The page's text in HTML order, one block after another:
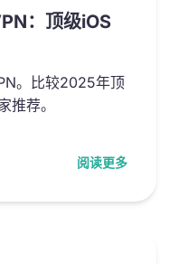
：顶级iOS
。比较2025年顶
推荐。
阅读更多